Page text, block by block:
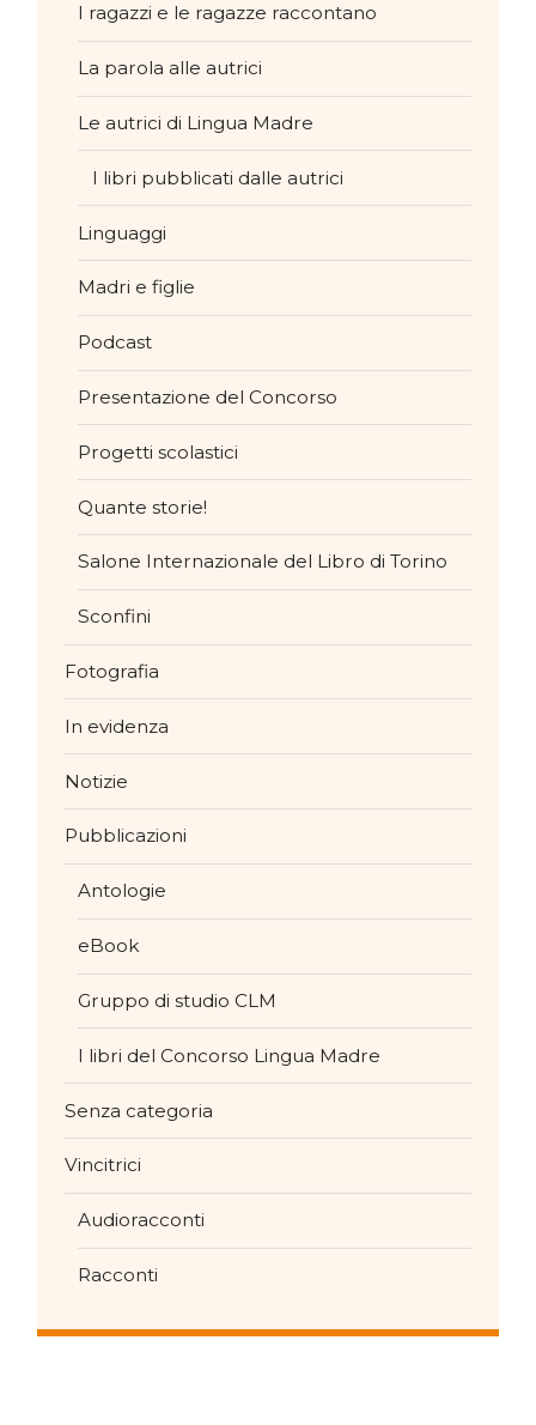
I ragazzi e le ragazze raccontano
La parola alle autrici
Le autrici di Lingua Madre
I libri pubblicati dalle autrici
Linguaggi
Madri e figlie
Podcast
Presentazione del Concorso
Progetti scolastici
Quante storie!
Salone Internazionale del Libro di Torino
Sconfini
Fotografia
In evidenza
Notizie
Pubblicazioni
Antologie
eBook
Gruppo di studio CLM
I libri del Concorso Lingua Madre
Senza categoria
Vincitrici
Audioracconti
Racconti